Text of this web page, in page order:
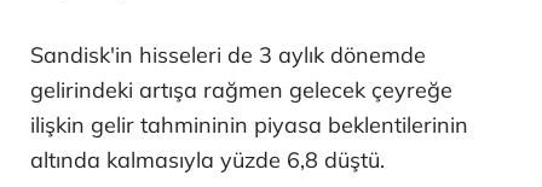
Sandisk'in hisseleri de 3 aylık dönemde
gelirindeki artışa rağmen gelecek çeyreğe
ilişkin gelir tahmininin piyasa beklentilerinin
altında kalmasıyla yüzde 6,8 düştü.